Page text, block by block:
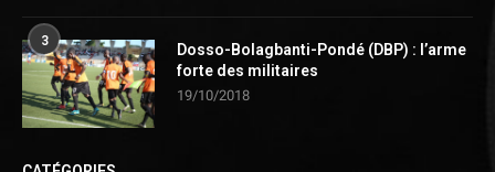
3
Dosso-Bolagbanti-Pondé (DBP) : l’arme
forte des militaires
19/10/2018